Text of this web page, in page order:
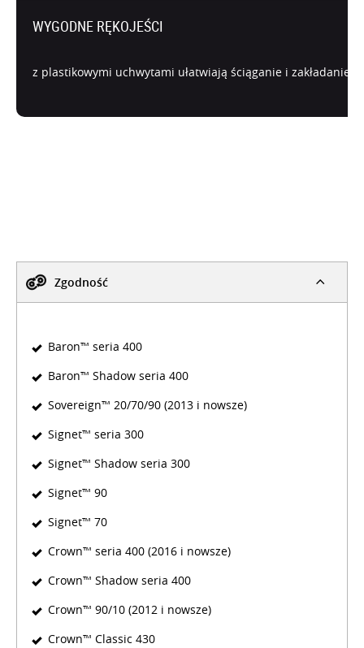
WYGODNE RĘKOJEŚCI
z plastikowymi uchwytami ułatwiają ściąganie i zakładanie
Zgodność
Baron™ seria 400
Baron™ Shadow seria 400
Sovereign™ 20/70/90 (2013 i nowsze)
Signet™ seria 300
Signet™ Shadow seria 300
Signet™ 90
Signet™ 70
Crown™ seria 400 (2016 i nowsze)
Crown™ Shadow seria 400
Crown™ 90/10 (2012 i nowsze)
Crown™ Classic 430